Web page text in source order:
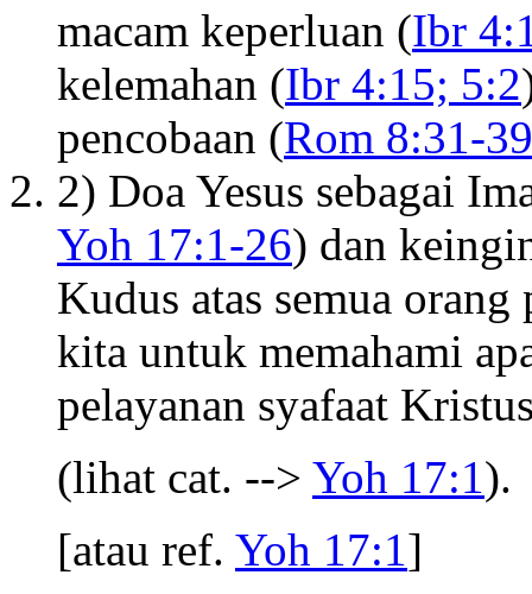
macam keperluan (Ibr
kelemahan (Ibr 4:15; 5:2
pencobaan (Rom 8:31-39
2) Doa Yesus sebagai
Yoh 17:1-26) dan
Kudus atas semua orang
kita untuk memahami
pelayanan syafaat
(lihat cat. --> Yoh 17:1).
[atau ref. Yoh 17:1]